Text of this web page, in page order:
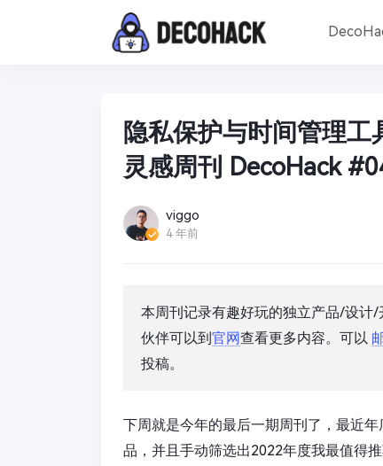
隐私保护与时间管理
灵感周刊 DecoHack
viggo
4 年前
本周刊记录有趣好玩的独立产品/设计
伙伴可以到官网查看更多内容。可以
投稿。
下周就是今年的最后一期周刊了，最近
品，并且手动筛选出2022年度我最值得